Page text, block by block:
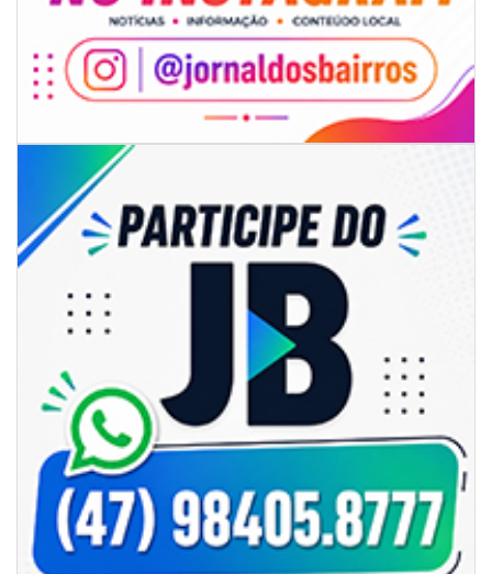
ITAPEMA
05/08/2026 | 07:00
Rede Municipal de Ensino inicia entrega de novos uniformes para
merendeiras